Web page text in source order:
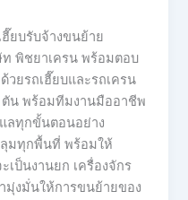
ยบรับจ้างขนย้าย
พิชยาเครน พร้อมตอบ
ยรถเฮี๊ยบและรถเครน
น พร้อมทีมงานมืออาชีพ
ลทุกขั้นตอนอย่าง
มทุกพื้นที่ พร้อมให้
เป็นงานยก เครื่องจักร
มุ่งมั่นให้การขนย้ายของ